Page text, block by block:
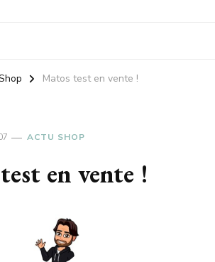
Matos test en vente !
ACTU SHOP
en vente !